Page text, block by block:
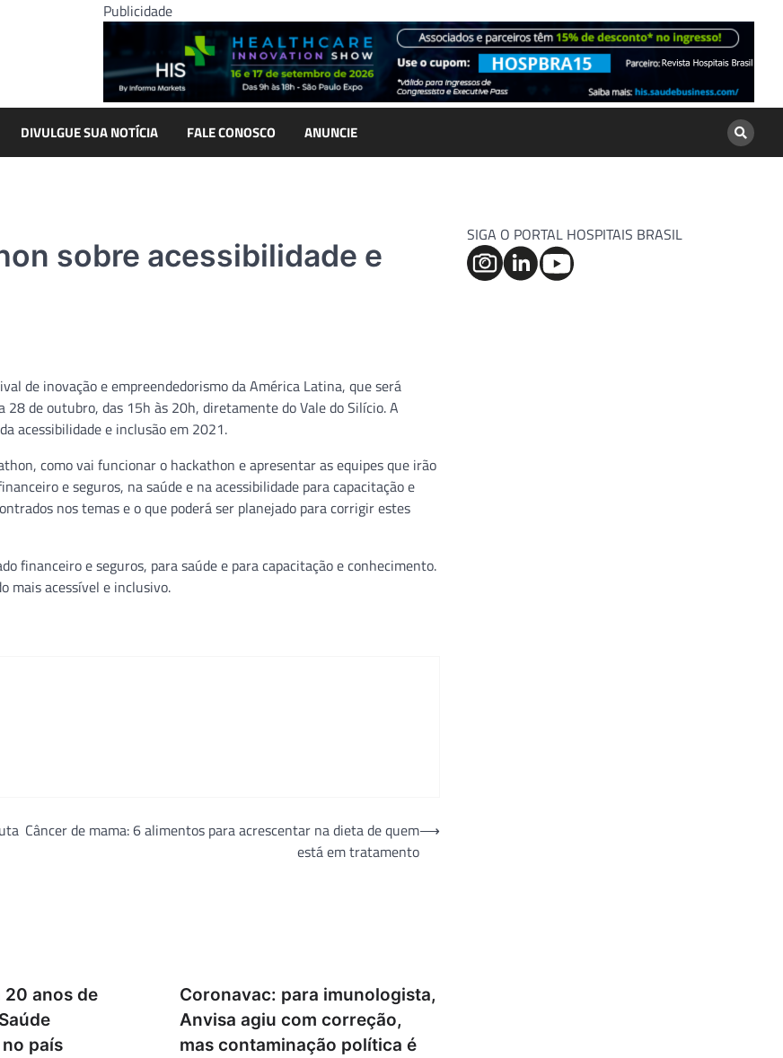
Publicidade
DIVULGUE SUA NOTÍCIA FALE CONOSCO ANUNCIE
sobre acessibilidade e
de inovação e empreendedorismo da América Latina, que será
de outubro, das 15h às 20h, diretamente do Vale do Silício. A
acessibilidade e inclusão em 2021.
como vai funcionar o hackathon e apresentar as equipes que irão
e seguros, na saúde e na acessibilidade para capacitação e
nos temas e o que poderá ser planejado para corrigir estes
financeiro e seguros, para saúde e para capacitação e conhecimento.
mais acessível e inclusivo.
Câncer de mama: 6 alimentos para acrescentar na dieta de quem
está em tratamento
⟶
anos de
país
Coronavac: para imunologista,
Anvisa agiu com correção,
mas contaminação política é
SIGA O PORTAL HOSPITAIS BRASIL